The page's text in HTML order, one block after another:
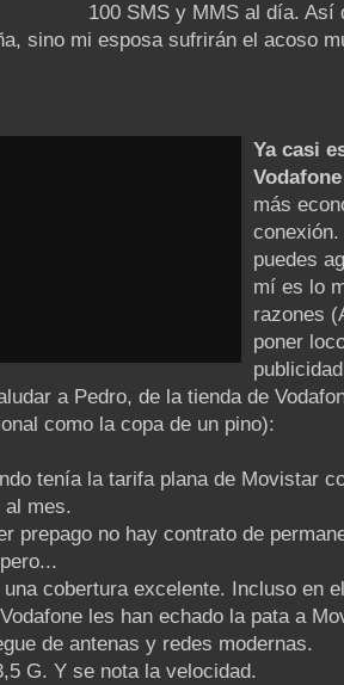
100 SMS y MMS al día. Así
sino mi esposa sufrirán el acoso
Ya casi
más
puedes
mí es lo
razones
poner
a Pedro, de la tienda de
como la copa de un pino):
tenía la tarifa plana de Movistar
al mes.
prepago no hay contrato de
una cobertura excelente. Incluso en
les han echado la pata a
de antenas y redes modernas.
G. Y se nota la velocidad.